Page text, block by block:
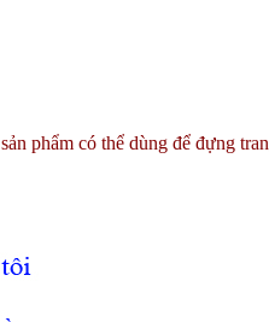
sản phẩm có thể dùng để đựng